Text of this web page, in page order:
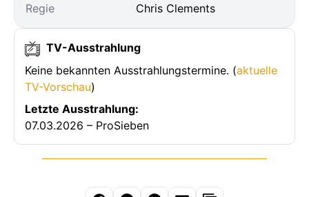
Regie
Chris Clements
TV-Ausstrahlung
Keine bekannten Ausstrahlungstermine. (aktuelle
TV-Vorschau)
Letzte Ausstrahlung:
07.03.2026 – ProSieben